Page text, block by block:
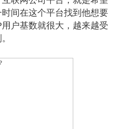
间在这个平台找到他想要
户基数就很大，越来越受